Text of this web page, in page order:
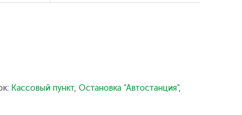
Кассовый пункт, Остановка "Автостанция",